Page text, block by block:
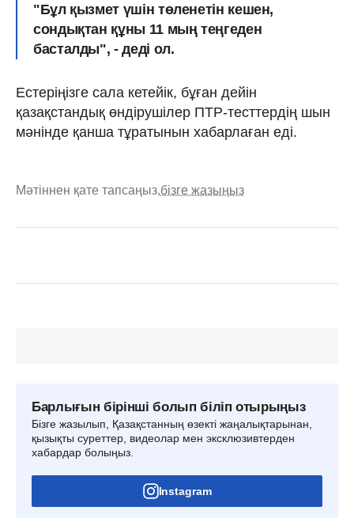
"Бұл қызмет үшін төленетін кешен,
сондықтан құны 11 мың теңгеден
басталды", - деді ол.
Естеріңізге сала кетейік, бұған дейін
қазақстандық өндірушілер ПТР-тесттердің шын
мәнінде қанша тұратынын хабарлаған еді.
Мәтіннен қате тапсаңыз,бізге жазыңыз
Барлығын бірінші болып біліп отырыңыз
Бізге жазылып, Қазақстанның өзекті жаңалықтарынан,
қызықты суреттер, видеолар мен эксклюзивтерден
хабардар болыңыз.
Instagram